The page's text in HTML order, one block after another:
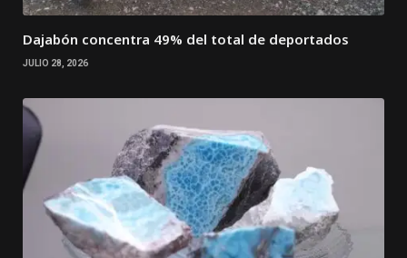
Dajabón concentra 49% del total de deportados
JULIO 28, 2026